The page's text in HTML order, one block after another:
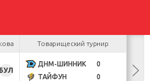
БУЛ
Товарищеский турнир
ДНМ-ШИННИК
0
ТАЙФУН
0